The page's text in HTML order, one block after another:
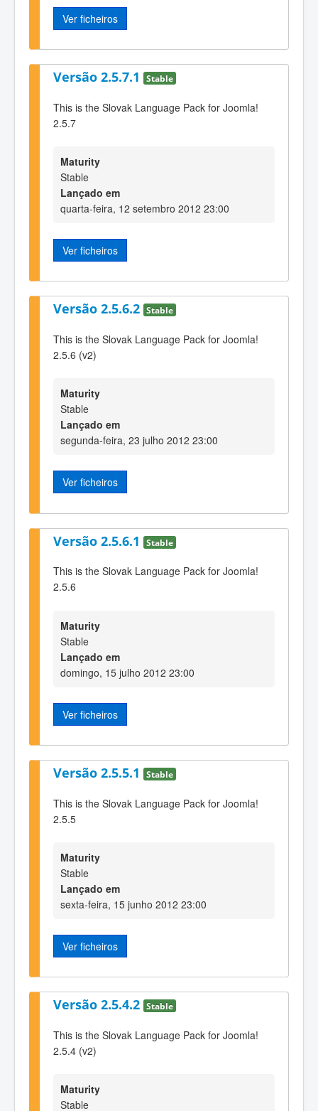
Ver ficheiros
Versão 2.5.7.1 Stable
This is the Slovak Language Pack for Joomla!
2.5.7
Maturity
Stable
Lançado em
quarta-feira, 12 setembro 2012 23:00
Ver ficheiros
Versão 2.5.6.2 Stable
This is the Slovak Language Pack for Joomla!
2.5.6 (v2)
Maturity
Stable
Lançado em
segunda-feira, 23 julho 2012 23:00
Ver ficheiros
Versão 2.5.6.1 Stable
This is the Slovak Language Pack for Joomla!
2.5.6
Maturity
Stable
Lançado em
domingo, 15 julho 2012 23:00
Ver ficheiros
Versão 2.5.5.1 Stable
This is the Slovak Language Pack for Joomla!
2.5.5
Maturity
Stable
Lançado em
sexta-feira, 15 junho 2012 23:00
Ver ficheiros
Versão 2.5.4.2 Stable
This is the Slovak Language Pack for Joomla!
2.5.4 (v2)
Maturity
Stable